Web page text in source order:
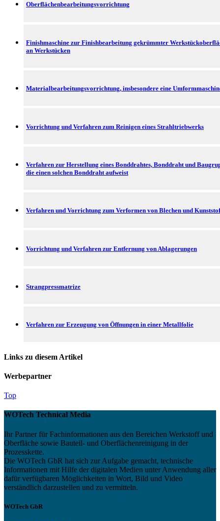
Oberflächenbearbeitungsvorrichtung
Finishmaschine zur Finishbearbeitung gekrümmter
an Werkstücken
Materialbearbeitungsvorrichtung, insbesondere eine
Vorrichtung und Verfahren zum Reinigen eines Strahltriebwerks
Verfahren zur Herstellung eines Bonddrahtes, Bonddraht und
die einen solchen Bonddraht aufweist
Verfahren und Vorrichtung zum Verformen von Blechen und
Vorrichtung und Verfahren zur Entfernung von Ablagerungen
Strangpressmatrize
Verfahren zur Erzeugung von Öffnungen in einer Metallfolie
Links zu diesem Artikel
Werbepartner
Top
WOTech Technical Media
Ihr Partner für Fachinformationen aus den Bereichen Werkstoff und
Oberfläche sowie Bauteil- und Oberflächenreinigung in der
Prozesskette.
Die WOTech GbR hat sich zur Aufgabe gemacht, technische
Informationen mit Hilfe der digitalen Medien unter Anwendung aller
dafür verfügbaren Möglichkeiten in Wort, Bild und Video
verständlich darzustellen und zu vermitteln.
WOTech GbR